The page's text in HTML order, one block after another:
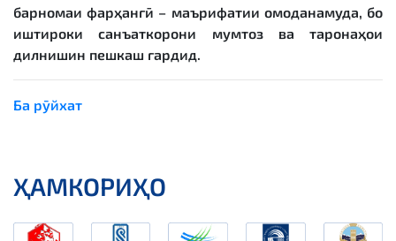
барномаи фарҳангӣ – маърифатии омоданамуда, бо
иштироки санъаткорони мумтоз ва таронаҳои
дилнишин пешкаш гардид.
Ба рӯйхат
ҲАМКОРИҲО